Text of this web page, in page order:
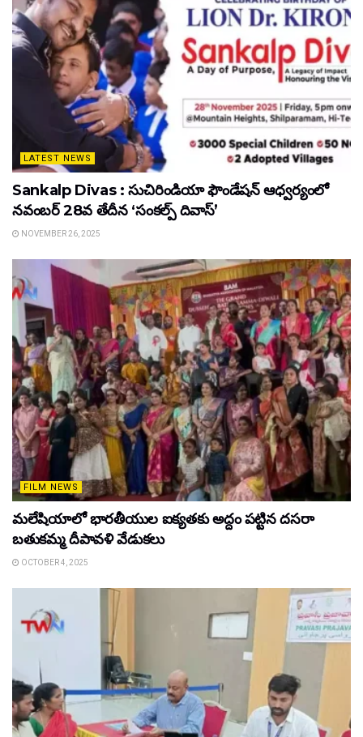
LATEST NEWS
Sankalp Divas : సుచిరిండియా ఫౌండేషన్ ఆధ్వర్యంలో
నవంబర్ 28వ తేదీన ‘సంకల్ప్ దివాస్’
NOVEMBER 26, 2025
FILM NEWS
మలేషియాలో భారతీయుల ఐక్యతకు అద్దం పట్టిన దసరా
బతుకమ్మ దీపావళి వేడుకలు
OCTOBER 4, 2025